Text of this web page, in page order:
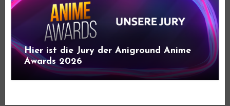
Hier ist die Jury der Aniground Anime
Awards 2026